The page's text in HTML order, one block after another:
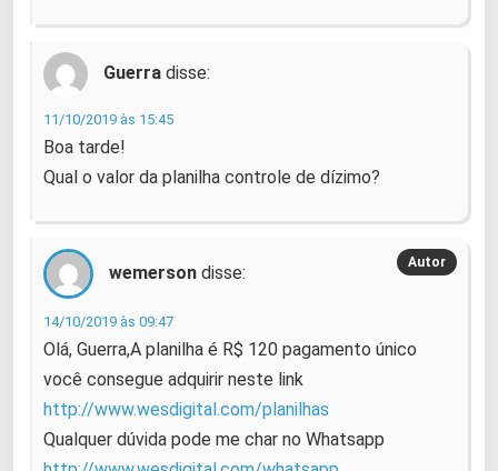
Guerra disse:
11/10/2019 às 15:45
Boa tarde!
Qual o valor da planilha controle de dízimo?
wemerson disse:
14/10/2019 às 09:47
Olá, Guerra,A planilha é R$ 120 pagamento único
você consegue adquirir neste link
http://www.wesdigital.com/planilhas
Qualquer dúvida pode me char no Whatsapp